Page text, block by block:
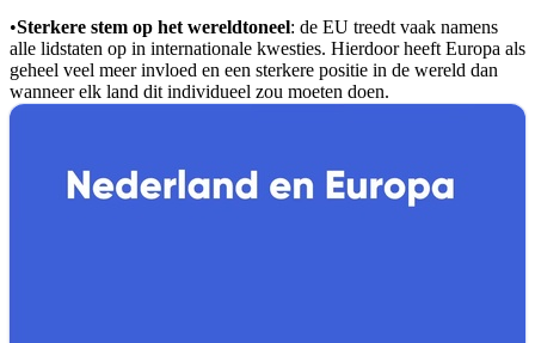
•Sterkere stem op het wereldtoneel: de EU treedt vaak namens
alle lidstaten op in internationale kwesties. Hierdoor heeft Europa als
geheel veel meer invloed en een sterkere positie in de wereld dan
wanneer elk land dit individueel zou moeten doen.